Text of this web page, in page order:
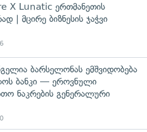
X Lunatic ერთმანეთის
| მცირე ბიზნესის ჯაჭვი
ბარსელონას ემშვიდობება
ბანკი — ეროვნული
ნაკრების გენერალური